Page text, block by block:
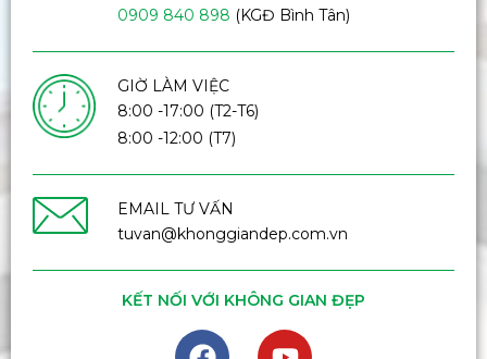
0909 840 898 (KGĐ Bình Tân)
GIỜ LÀM VIỆC
8:00 -17:00 (T2-T6)
8:00 -12:00 (T7)
EMAIL TƯ VẤN
tuvan@khonggiandep.com.vn
KẾT NỐI VỚI KHÔNG GIAN ĐẸP